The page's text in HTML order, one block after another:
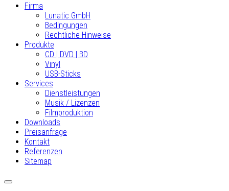
Firma
Lunatic GmbH
Bedingungen
Rechtliche Hinweise
Produkte
CD | DVD | BD
Vinyl
USB-Sticks
Services
Dienstleistungen
Musik / Lizenzen
Filmproduktion
Downloads
Preisanfrage
Kontakt
Referenzen
Sitemap